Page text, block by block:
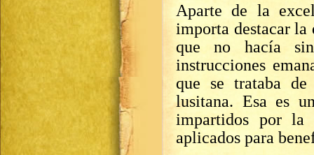
Aparte de la
importa destacar
que no hacía
instrucciones
que se trataba
lusitana. Esa es
impartidos por la
aplicados para